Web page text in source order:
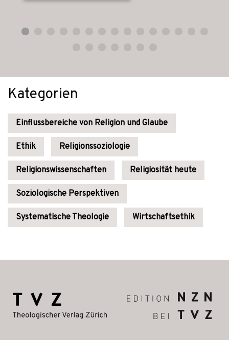
Kategorien
Einflussbereiche von Religion und Glaube
Ethik Religionssoziologie
Religionswissenschaften Religiosität heute
Soziologische Perspektiven
Systematische Theologie Wirtschaftsethik